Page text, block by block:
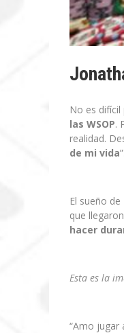
No es
las WSOP.
realidad.
de mi vida”.
El sueño
que
hacer
Esta es la
“Amo jugar